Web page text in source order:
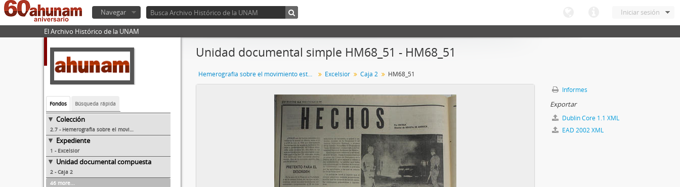
Iniciar sesión
Navegar
El Archivo Histórico de la UNAM
Fondos Búsqueda rápida
Colección
2.7 - Hemerografía sobre el movimiento estudiantil de 1968
Expediente
1 - Excelsior
Unidad documental compuesta
2 - Caja 2
46 more...
Unidad documental simple HM68_51 - HM68_51
Hemerografía sobre el movimiento estudiantil de 1968 Excelsior Caja 2 HM68_51
Informes
Exportar
Dublin Core 1.1 XML
EAD 2002 XML